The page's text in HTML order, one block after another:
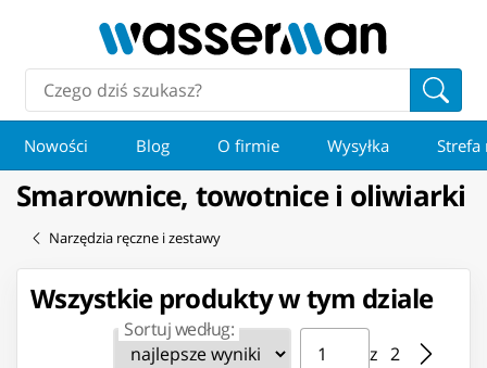
Nowości Blog O firmie Wysyłka Strefa
Smarownice, towotnice i oliwiarki
Narzędzia ręczne i zestawy
Wszystkie produkty w tym dziale
Sortuj według: Strona ⁨1⁩ z ⁨2⁩
z ⁨2⁩
Przejdź do strony